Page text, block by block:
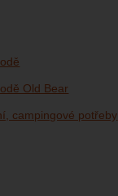
Old Bear
campingové potřeby